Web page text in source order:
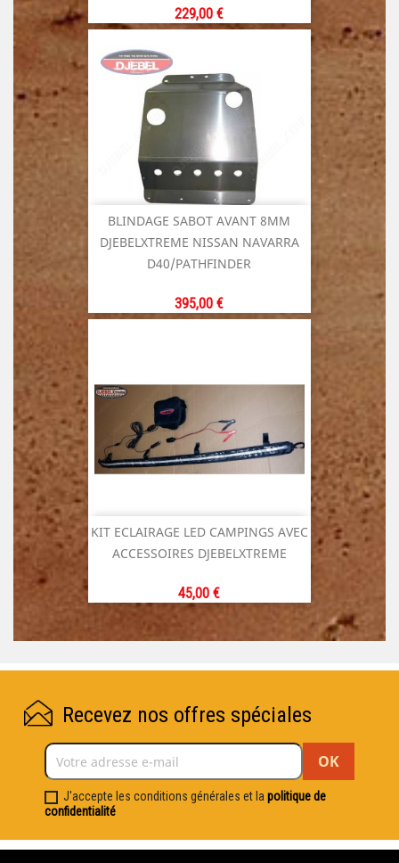
Prix
229,00 €
BLINDAGE SABOT AVANT 8MM
DJEBELXTREME NISSAN NAVARRA
D40/PATHFINDER
Prix
395,00 €
KIT ECLAIRAGE LED CAMPINGS AVEC
ACCESSOIRES DJEBELXTREME
Prix
45,00 €
Recevez nos offres spéciales
J'accepte les conditions générales et la politique de
confidentialité